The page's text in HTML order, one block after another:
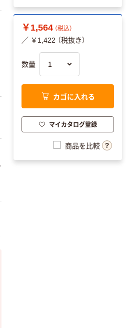
￥1,564 （税込）
／ ￥1,422 （税抜き）
数量
カゴに入れる
マイカタログ登録
商品を比較